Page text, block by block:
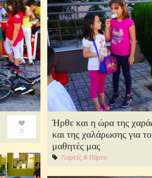
0
Ήρθε και η ώρα της
και της χαλάρωσης για
μαθητές μας
Γιορτές & Πάρτυ